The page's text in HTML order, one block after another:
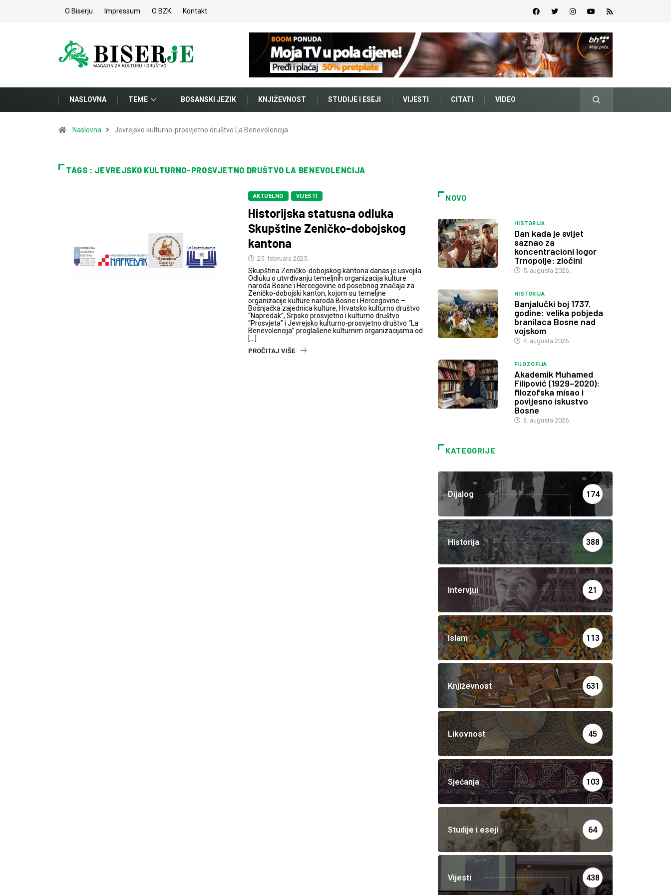
O Biserju Impressum O BZK Kontakt
NASLOVNA TEME BOSANSKI JEZIK KNJIŽEVNOST STUDIJE I ESEJI VIJESTI CITATI VIDEO
Naslovna Jevrejsko kulturno-prosvjetno društvo La Benevolencija
TAGS : JEVREJSKO KULTURNO-PROSVJETNO DRUŠTVO LA BENEVOLENCIJA
AKTUELNO VIJESTI
Historijska statusna odluka
Skupštine Zeničko-dobojskog
kantona
25. februara 2025.
Skupština Zeničko-dobojskog kantona danas je usvojila
Odluku o utvrđivanju temeljnih organizacija kulture
naroda Bosne i Hercegovine od posebnog značaja za
Zeničko-dobojski kanton, kojom su temeljne
organizacije kulture naroda Bosne i Hercegovine –
Bošnjačka zajednica kulture, Hrvatsko kulturno društvo
“Napredak”, Srpsko prosvjetno i kulturno društvo
“Prosvjeta” i Jevrejsko kulturno-prosvjetno društvo “La
Benevolencija” proglašene kulturnim organizacijama od
[…]
PROČITAJ VIŠE
NOVO
HISTORIJA
Dan kada je svijet
saznao za
koncentracioni logor
Trnopolje: zločini
5. augusta 2026.
HISTORIJA
Banjalučki boj 1737.
godine: velika pobjeda
branilaca Bosne nad
vojskom
4. augusta 2026.
FILOZOFIJA
Akademik Muhamed
Filipović (1929–2020):
filozofska misao i
povijesno iskustvo
Bosne
3. augusta 2026.
KATEGORIJE
Dijalog 174
Historija 388
Intervjui 21
Islam 113
Književnost 631
Likovnost 45
Sjećanja 103
Studije i eseji 64
Vijesti 438